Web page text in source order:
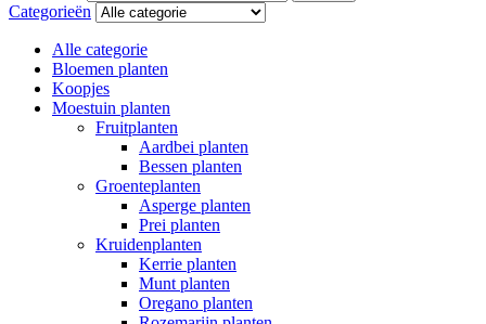
Categorieën
Alle categorie
Bloemen planten
Koopjes
Moestuin planten
Fruitplanten
Aardbei planten
Bessen planten
Groenteplanten
Asperge planten
Prei planten
Kruidenplanten
Kerrie planten
Munt planten
Oregano planten